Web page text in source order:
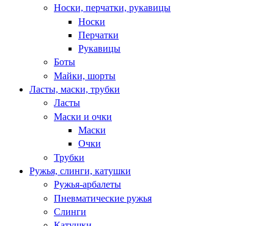
Носки, перчатки, рукавицы
Носки
Перчатки
Рукавицы
Боты
Майки, шорты
Ласты, маски, трубки
Ласты
Маски и очки
Маски
Очки
Трубки
Ружья, слинги, катушки
Ружья-арбалеты
Пневматические ружья
Слинги